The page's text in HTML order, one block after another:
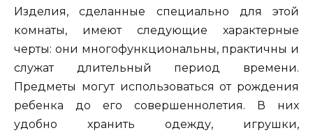
Изделия, сделанные специально для этой
комнаты, имеют следующие характерные
черты: они многофункциональны, практичны и
служат длительный период времени.
Предметы могут использоваться от рождения
ребенка до его совершеннолетия. В них
удобно хранить одежду, игрушки,